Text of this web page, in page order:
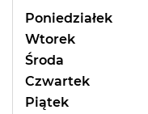
Poniedziałek
Wtorek
Środa
Czwartek
Piątek